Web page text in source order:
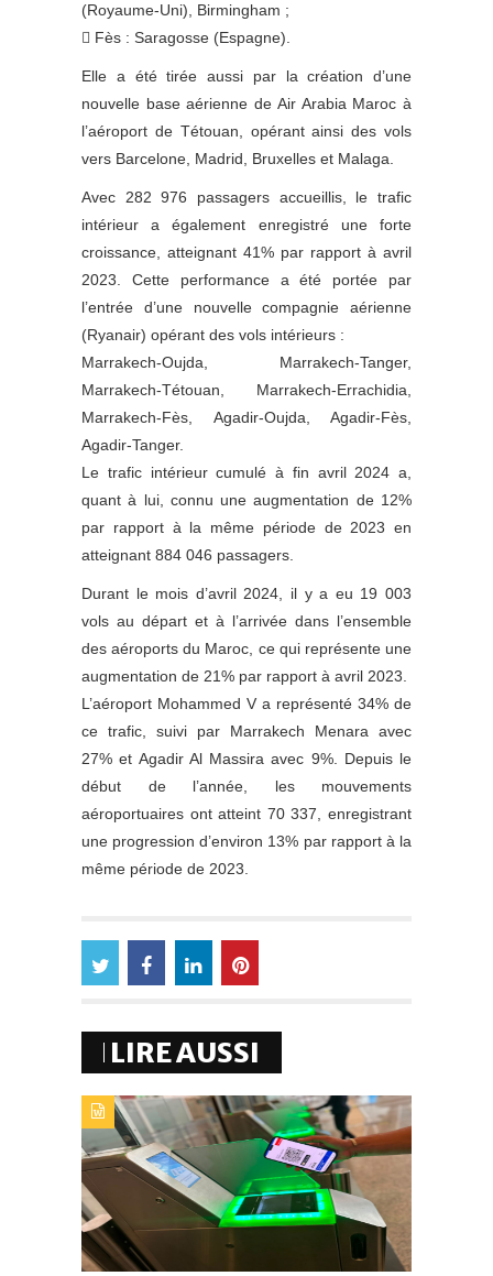
(Royaume-Uni), Birmingham ;
 Fès : Saragosse (Espagne).
Elle a été tirée aussi par la création d’une
nouvelle base aérienne de Air Arabia Maroc à
l’aéroport de Tétouan, opérant ainsi des vols
vers Barcelone, Madrid, Bruxelles et Malaga.
Avec 282 976 passagers accueillis, le trafic
intérieur a également enregistré une forte
croissance, atteignant 41% par rapport à avril
2023. Cette performance a été portée par
l’entrée d’une nouvelle compagnie aérienne
(Ryanair) opérant des vols intérieurs :
Marrakech-Oujda, Marrakech-Tanger,
Marrakech-Tétouan, Marrakech-Errachidia,
Marrakech-Fès, Agadir-Oujda, Agadir-Fès,
Agadir-Tanger.
Le trafic intérieur cumulé à fin avril 2024 a,
quant à lui, connu une augmentation de 12%
par rapport à la même période de 2023 en
atteignant 884 046 passagers.
Durant le mois d’avril 2024, il y a eu 19 003
vols au départ et à l’arrivée dans l’ensemble
des aéroports du Maroc, ce qui représente une
augmentation de 21% par rapport à avril 2023.
L’aéroport Mohammed V a représenté 34% de
ce trafic, suivi par Marrakech Menara avec
27% et Agadir Al Massira avec 9%. Depuis le
début de l’année, les mouvements
aéroportuaires ont atteint 70 337, enregistrant
une progression d’environ 13% par rapport à la
même période de 2023.
LIRE AUSSI
TYPE DE PUBLICATION : A_LA_UNETITRE : AIRPORTS
OF MOROCCO GÉNÉRALISE LA CARTE
D’EMBARQUEMENT 100 % MOBILE